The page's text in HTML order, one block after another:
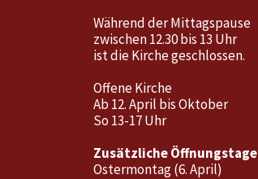
Während der Mittagspause
zwischen 12.30 bis 13 Uhr
ist die Kirche geschlossen.
Offene Kirche
Ab 12. April bis Oktober
So 13-17 Uhr
Zusätzliche Öffnungstage
Ostermontag (6. April)